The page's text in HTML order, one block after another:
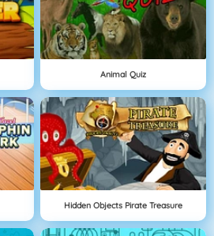
Animal Quiz
Hidden Objects Pirate Treasure